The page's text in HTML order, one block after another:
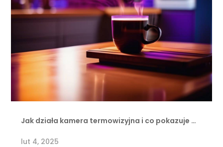
Jak działa kamera termowizyjna i co pokazuje …
lut 4, 2025